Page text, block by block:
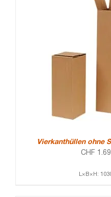
Vierkanthüllen ohne
CHF 1.69
L×B×H: